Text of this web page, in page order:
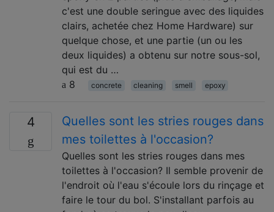
c'est une double seringue avec des liquides
clairs, achetée chez Home Hardware) sur
quelque chose, et une partie (un ou les
deux liquides) a obtenu sur notre sous-sol,
qui est du …
8
concrete cleaning smell epoxy
4
Quelles sont les stries rouges dans
mes toilettes à l'occasion?
Quelles sont les stries rouges dans mes
toilettes à l'occasion? Il semble provenir de
l'endroit où l'eau s'écoule lors du rinçage et
faire le tour du bol. S'installant parfois au